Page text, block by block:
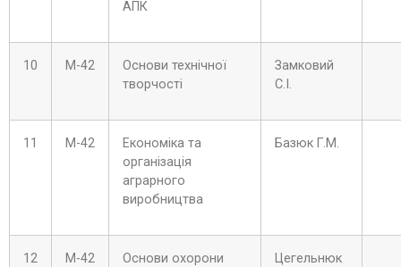
АПК
10 М-42
Основи технічної
творчості
Замковий
С.І.
11 М-42
Економіка та
організація
аграрного
виробництва
Базюк Г.М.
12 М-42
Основи охорони
Цегельнюк